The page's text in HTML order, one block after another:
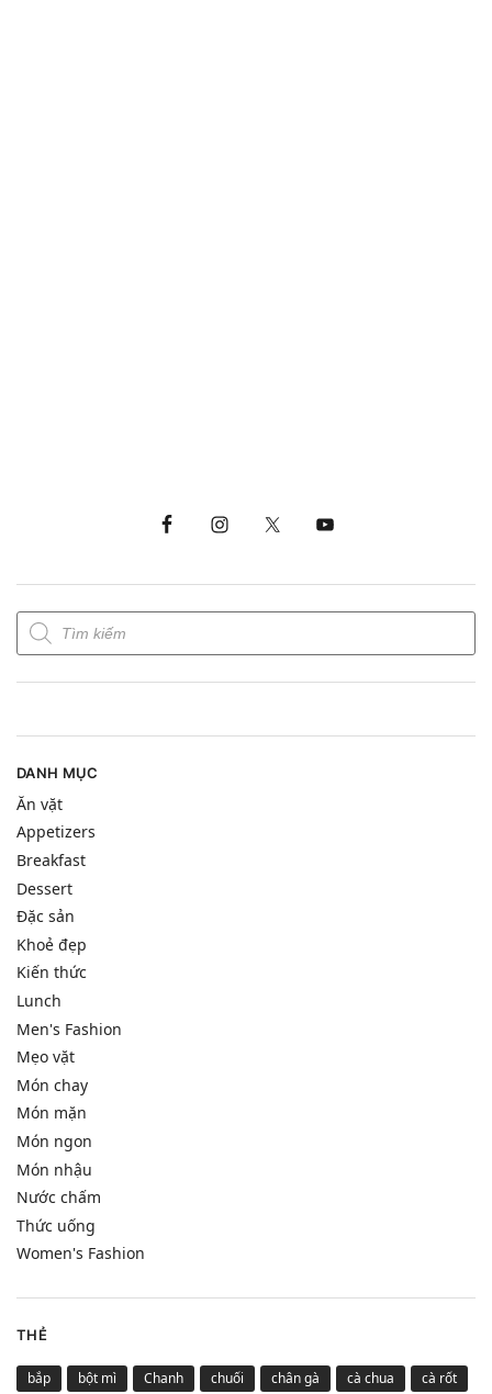
DANH MỤC
Ăn vặt
Appetizers
Breakfast
Dessert
Đặc sản
Khoẻ đẹp
Kiến thức
Lunch
Men's Fashion
Mẹo vặt
Món chay
Món mặn
Món ngon
Món nhậu
Nước chấm
Thức uống
Women's Fashion
THẺ
bắp bột mì Chanh chuối chân gà cà chua
cà rốt